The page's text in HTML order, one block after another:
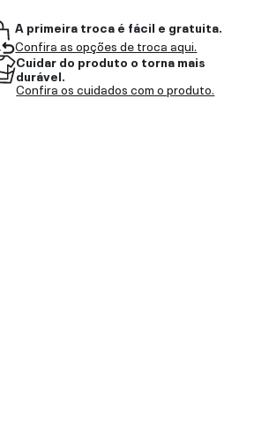
A primeira troca é fácil e gratuita.
Confira as opções de troca aqui.
Cuidar do produto o torna mais
durável.
Confira os cuidados com o produto.